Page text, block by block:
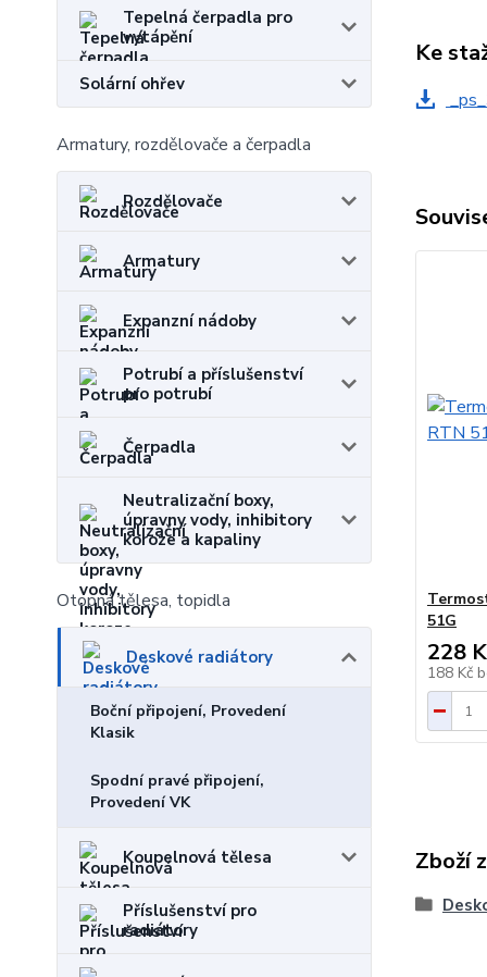
Tepelná čerpadla pro
vytápění
Solární ohřev
Armatury, rozdělovače a čerpadla
Rozdělovače
Armatury
Expanzní nádoby
Potrubí a příslušenství
pro potrubí
Čerpadla
Neutralizační boxy,
úpravny vody, inhibitory
koroze a kapaliny
Otopná tělesa, topidla
Deskové radiátory
Boční připojení, Provedení
Klasik
Spodní pravé připojení,
Provedení VK
Koupelnová tělesa
Příslušenství pro
radiátory
Ke
51G
228
188 Kč
Zboží